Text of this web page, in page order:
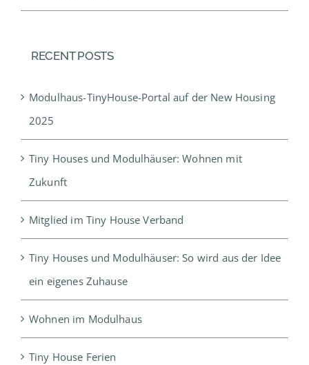
RECENT POSTS
Modulhaus-TinyHouse-Portal auf der New Housing
2025
Tiny Houses und Modulhäuser: Wohnen mit
Zukunft
Mitglied im Tiny House Verband
Tiny Houses und Modulhäuser: So wird aus der Idee
ein eigenes Zuhause
Wohnen im Modulhaus
Tiny House Ferien